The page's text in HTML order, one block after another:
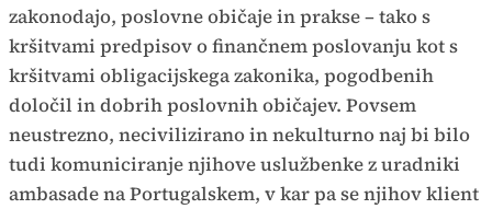
zakonodajo, poslovne običaje in prakse – tako s
kršitvami predpisov o finančnem poslovanju kot s
kršitvami obligacijskega zakonika, pogodbenih
določil in dobrih poslovnih običajev. Povsem
neustrezno, necivilizirano in nekulturno naj bi bilo
tudi komuniciranje njihove uslužbenke z uradniki
ambasade na Portugalskem, v kar pa se njihov klient